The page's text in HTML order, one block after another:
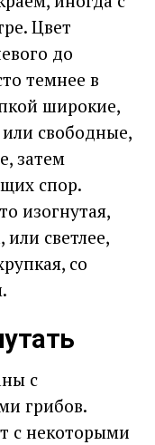
Цвет
до
темнее в
широкие,
свободные,
затем
спор.
изогнутая,
светлее,
со
с
грибов.
с некоторыми